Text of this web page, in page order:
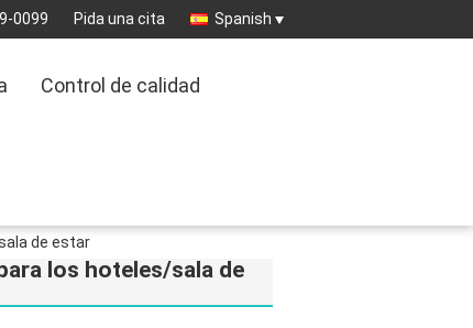
0099 Pida una cita Spanish
Control de calidad
de estar
los hoteles/sala de